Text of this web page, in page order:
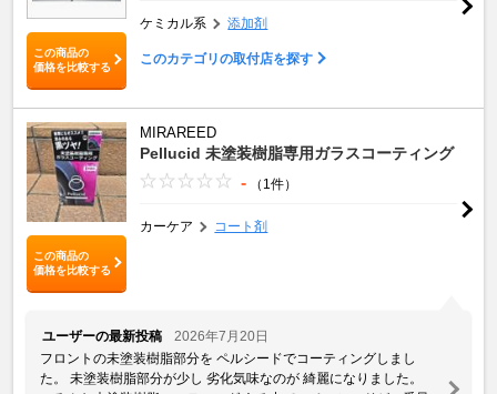
この商品の
価格を比較する
ケミカル系 添加剤
このカテゴリの取付店を探す
この商品の
価格を比較する
MIRAREED
Pellucid 未塗装樹脂専用ガラスコーティング
- （1件）
カーケア コート剤
ユーザーの最新投稿
2026年7月20日
フロントの未塗装樹脂部分を ペルシードでコーティングしまし
た。 未塗装樹脂部分が少し 劣化気味なのが 綺麗になりました。